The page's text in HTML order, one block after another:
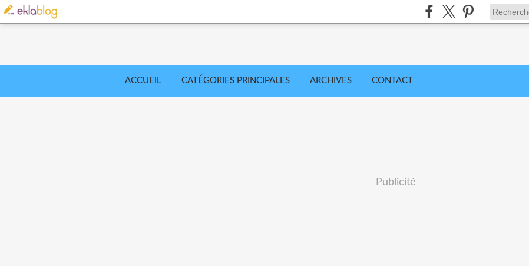
ACCUEIL CATÉGORIES PRINCIPALES ARCHIVES CONTACT
Publicité